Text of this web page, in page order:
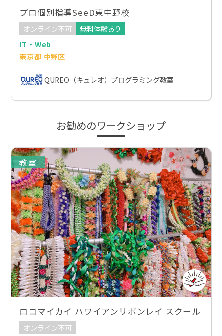
プロ個別指導SeeD東中野校
オンライン不可
無料体験あり
IT・Web
東京都 中野区
QUREO（キュレオ）プログラミング教室
お勧めのワークショップ
教室
ロコマイカイ ハワイアンリボンレイ スクール
オンライン不可